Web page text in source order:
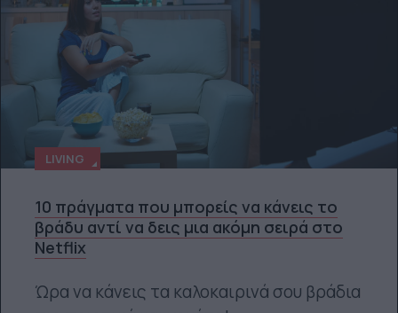
LIVING
10 πράγματα που μπορείς να κάνεις το
βράδυ αντί να δεις μια ακόμη σειρά στο
Netflix
Ώρα να κάνεις τα καλοκαιρινά σου βράδια